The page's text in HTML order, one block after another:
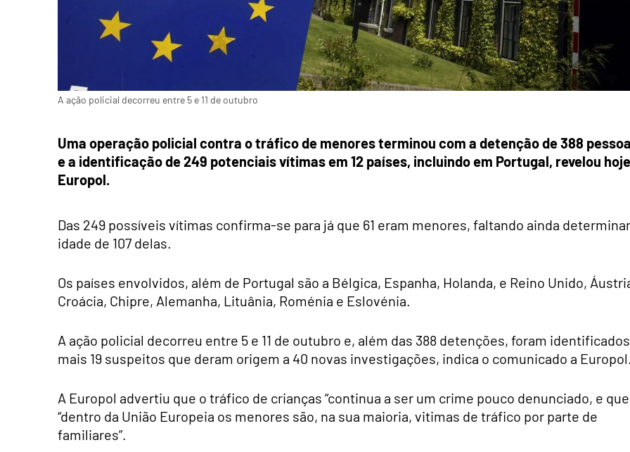
A ação policial decorreu entre 5 e 11 de outubro
Uma operação policial contra o tráfico de menores terminou com a detenção de 388
e a identificação de 249 potenciais vítimas em 12 países, incluindo em Portugal, revelou
Europol.
Das 249 possíveis vítimas confirma-se para já que 61 eram menores, faltando ainda
idade de 107 delas.
Os países envolvidos, além de Portugal são a Bélgica, Espanha, Holanda, e Reino Unido,
Croácia, Chipre, Alemanha, Lituânia, Roménia e Eslovénia.
A ação policial decorreu entre 5 e 11 de outubro e, além das 388 detenções, foram identificados
mais 19 suspeitos que deram origem a 40 novas investigações, indica o comunicado a
A Europol advertiu que o tráfico de crianças “continua a ser um crime pouco denunciado, e que
“dentro da União Europeia os menores são, na sua maioria, vitimas de tráfico por parte de
familiares”.